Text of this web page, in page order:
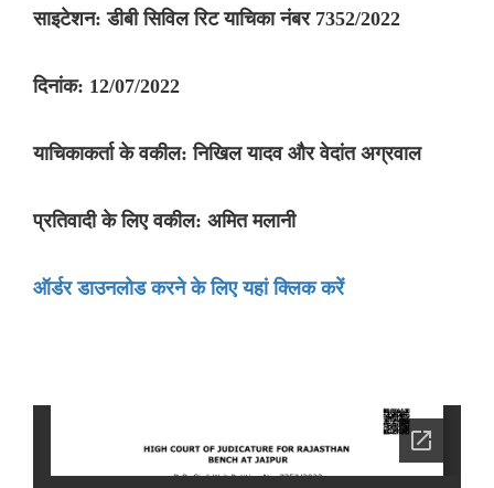
साइटेशन: डीबी सिविल रिट याचिका नंबर 7352/2022
दिनांक: 12/07/2022
याचिकाकर्ता के वकील: निखिल यादव और वेदांत अग्रवाल
प्रतिवादी के लिए वकील: अमित मलानी
ऑर्डर डाउनलोड करने के लिए यहां क्लिक करें